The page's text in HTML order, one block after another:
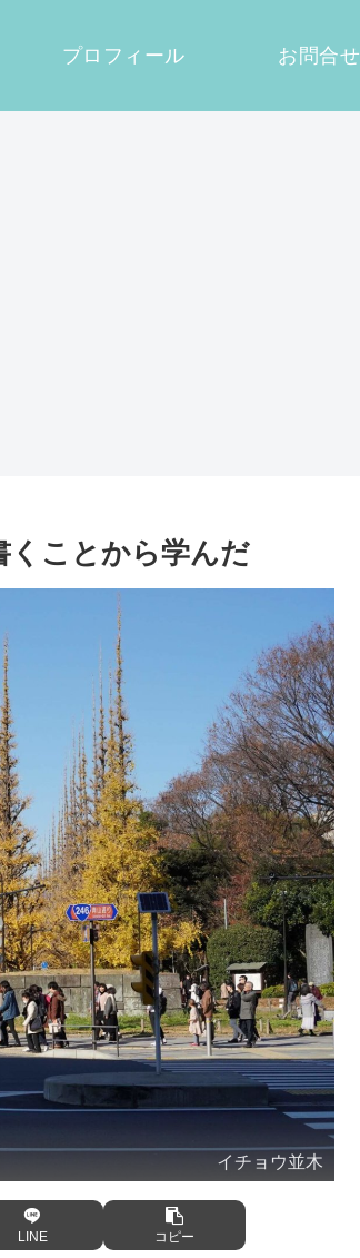
プロフィール お問合せ
くことから学んだ
イチョウ並木
LINE コピー